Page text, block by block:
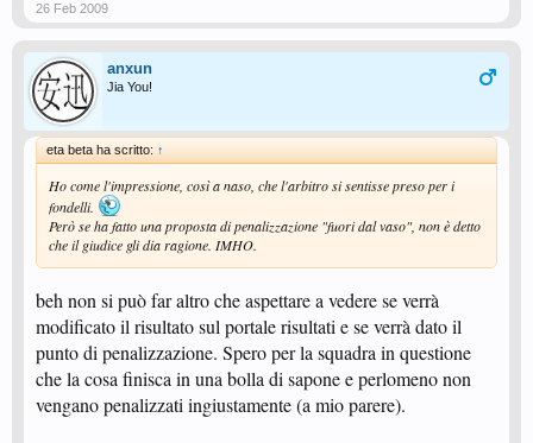
26 Feb 2009
anxun
Jia You!
eta beta ha scritto: ↑
Ho come l'impressione, così a naso, che l'arbitro si sentisse preso per i
fondelli.
Però se ha fatto una proposta di penalizzazione "fuori dal vaso", non è detto
che il giudice gli dia ragione. IMHO.
beh non si può far altro che aspettare a vedere se verrà
modificato il risultato sul portale risultati e se verrà dato il
punto di penalizzazione. Spero per la squadra in questione
che la cosa finisca in una bolla di sapone e perlomeno non
vengano penalizzati ingiustamente (a mio parere).